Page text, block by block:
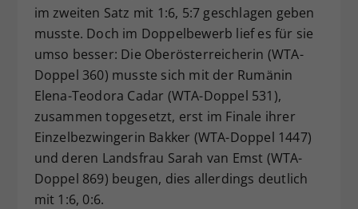
im zweiten Satz mit 1:6, 5:7 geschlagen geben
musste. Doch im Doppelbewerb lief es für sie
umso besser: Die Oberösterreicherin (WTA-
Doppel 360) musste sich mit der Rumänin
Elena-Teodora Cadar (WTA-Doppel 531),
zusammen topgesetzt, erst im Finale ihrer
Einzelbezwingerin Bakker (WTA-Doppel 1447)
und deren Landsfrau Sarah van Emst (WTA-
Doppel 869) beugen, dies allerdings deutlich
mit 1:6, 0:6.